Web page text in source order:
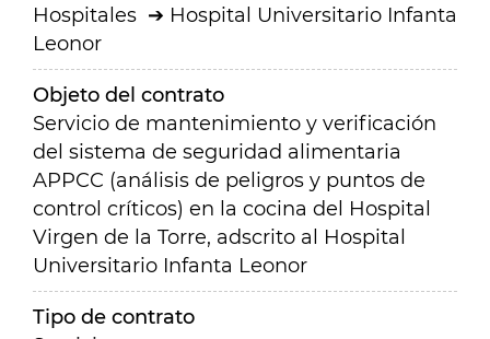
Hospitales
Hospital Universitario Infanta
Leonor
Objeto del contrato
Servicio de mantenimiento y verificación
del sistema de seguridad alimentaria
APPCC (análisis de peligros y puntos de
control críticos) en la cocina del Hospital
Virgen de la Torre, adscrito al Hospital
Universitario Infanta Leonor
Tipo de contrato